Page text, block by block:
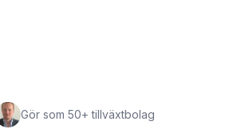
Gör som 50+ tillväxtbolag